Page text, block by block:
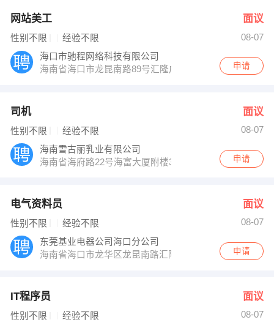
网站美工 面议
性别不限 经验不限
08-07
海口市驰程网络科技有限公司
海南省海口市龙昆南路89号汇隆广场1单元1301＃申请
司机 面议
性别不限 经验不限
08-07
海南雪古丽乳业有限公司
海南省海府路22号海富大厦附楼301（军区二所院内）
申请
电气资料员 面议
性别不限 经验不限
08-07
东莞基业电器公司海口分公司
海南省海口市龙华区龙昆南路汇隆广场3单元1-503
申请
IT程序员 面议
性别不限 经验不限
08-07